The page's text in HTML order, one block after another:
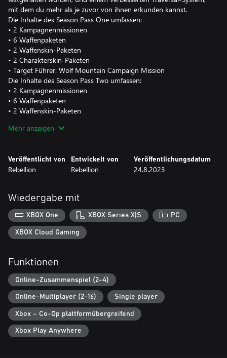
mit dem du mehr als je zuvor von ihnen erkunden kannst.
Die Inhalte des Season Pass One umfassen:
• 2 Kampagnenmissionen
• 6 Waffenpaketen
• 2 Waffenskin-Paketen
• 2 Charakterskin-Paketen
• Target Führer: Wolf Mountain Campaign Mission
Die Inhalte des Season Pass Two umfassen:
• 2 Kampagnenmissionen
• 6 Waffenpaketen
• 2 Waffenskin-Paketen
Mehr anzeigen
Veröffentlicht von
Rebellion
Entwickelt von
Rebellion
Veröffentlichungsdatum
24.8.2023
Wiedergabe mit
XBOX One XBOX Series X|S PC
XBOX Cloud Gaming
Funktionen
Online-Zusammenspiel (2-4)
Online-Multiplayer (2-16) Single player
Xbox – Co-Op plattformübergreifend
Xbox Play Anywhere